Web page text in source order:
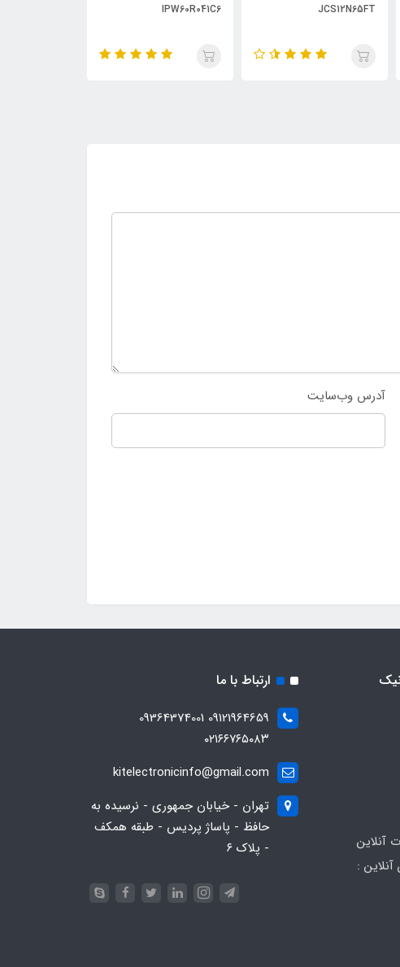
JCS12N65FT
IPW60R041C6
آدرس وب‌سایت
آنلاین
:
ارتباط با ما
09121964659 09364374001
۰۲۱۶۶۷۶۵۰۸۳
kitelectronicinfo@gmail.com
تهران - خیابان جمهوری - نرسیده به
حافظ - پاساژ پردیس - طبقه همکف
- پلاک ۶